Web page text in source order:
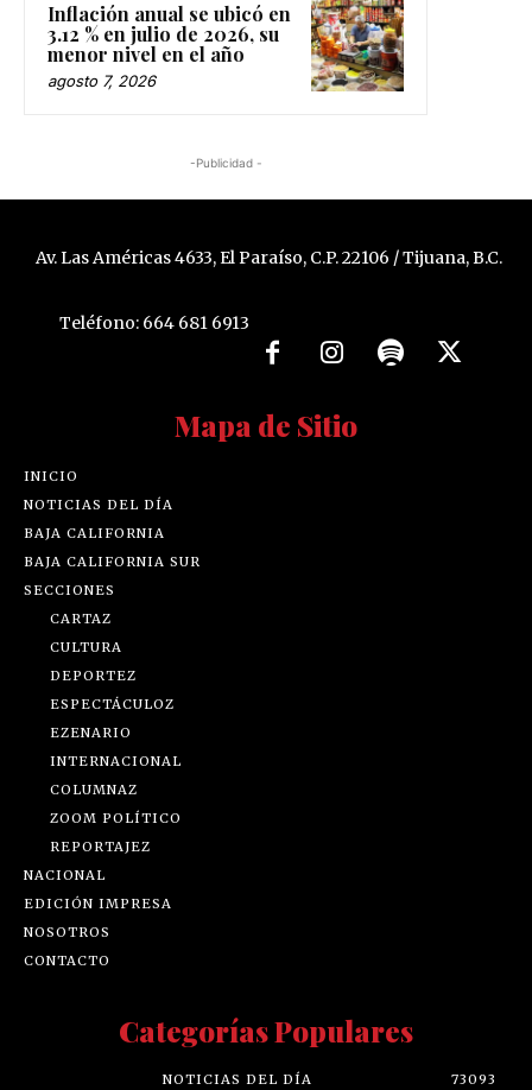
Inflación anual se ubicó en
3.12 % en julio de 2026, su
menor nivel en el año
agosto 7, 2026
-Publicidad -
Av. Las Américas 4633, El Paraíso, C.P. 22106 / Tijuana, B.C.
Teléfono: 664 681 6913
Mapa de Sitio
INICIO
NOTICIAS DEL DÍA
BAJA CALIFORNIA
BAJA CALIFORNIA SUR
SECCIONES
CARTAZ
CULTURA
DEPORTEZ
ESPECTÁCULOZ
EZENARIO
INTERNACIONAL
COLUMNAZ
ZOOM POLÍTICO
REPORTAJEZ
NACIONAL
EDICIÓN IMPRESA
NOSOTROS
CONTACTO
Categorías Populares
NOTICIAS DEL DÍA
73093